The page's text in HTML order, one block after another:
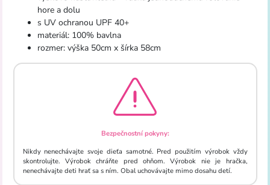
hore a dolu
s UV ochranou UPF 40+
materiál: 100% bavlna
rozmer: výška 50cm x šírka 58cm
Bezpečnostní pokyny:
Nikdy nenechávajte svoje dieťa samotné. Pred použitím výrobok vždy
skontrolujte. Výrobok chráňte pred ohňom. Výrobok nie je hračka,
nenechávajte deti hrať sa s ním. Obal uchovávajte mimo dosahu detí.